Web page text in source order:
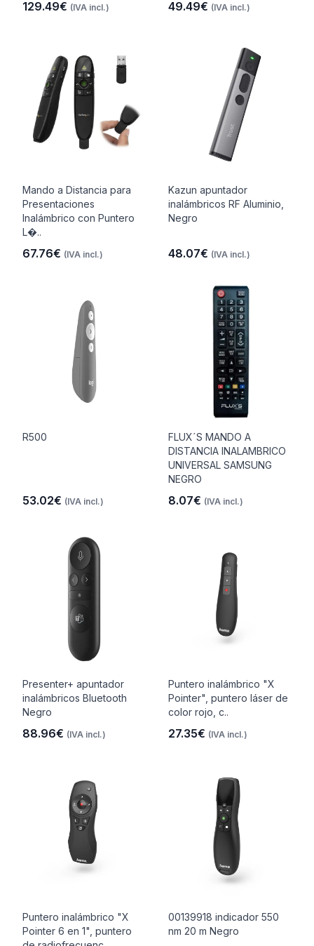
129.49€ (IVA incl.) 49.49€ (IVA incl.)
Mando a Distancia para
Presentaciones
Inalámbrico con Puntero
L�..
67.76€ (IVA incl.)
Kazun apuntador
inalámbricos RF Aluminio,
Negro
48.07€ (IVA incl.)
R500
53.02€ (IVA incl.)
FLUX´S MANDO A
DISTANCIA INALAMBRICO
UNIVERSAL SAMSUNG
NEGRO
8.07€ (IVA incl.)
Presenter+ apuntador
inalámbricos Bluetooth
Negro
88.96€ (IVA incl.)
Puntero inalámbrico "X
Pointer", puntero láser de
color rojo, c..
27.35€ (IVA incl.)
Puntero inalámbrico "X
Pointer 6 en 1", puntero
00139918 indicador 550
nm 20 m Negro